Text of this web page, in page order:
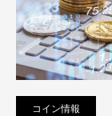
コイン情報